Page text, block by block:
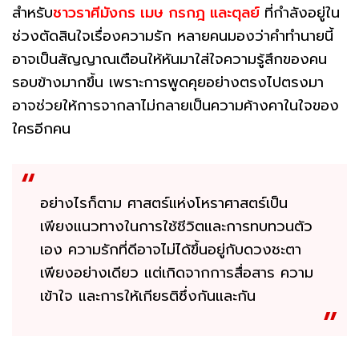
สำหรับชาวราศีมังกร เมษ กรกฎ และตุลย์ ที่กำลังอยู่ใน
ช่วงตัดสินใจเรื่องความรัก หลายคนมองว่าคำทำนายนี้
อาจเป็นสัญญาณเตือนให้หันมาใส่ใจความรู้สึกของคน
รอบข้างมากขึ้น เพราะการพูดคุยอย่างตรงไปตรงมา
อาจช่วยให้การจากลาไม่กลายเป็นความค้างคาในใจของ
ใครอีกคน
อย่างไรก็ตาม ศาสตร์แห่งโหราศาสตร์เป็น
เพียงแนวทางในการใช้ชีวิตและการทบทวนตัว
เอง ความรักที่ดีอาจไม่ได้ขึ้นอยู่กับดวงชะตา
เพียงอย่างเดียว แต่เกิดจากการสื่อสาร ความ
เข้าใจ และการให้เกียรติซึ่งกันและกัน